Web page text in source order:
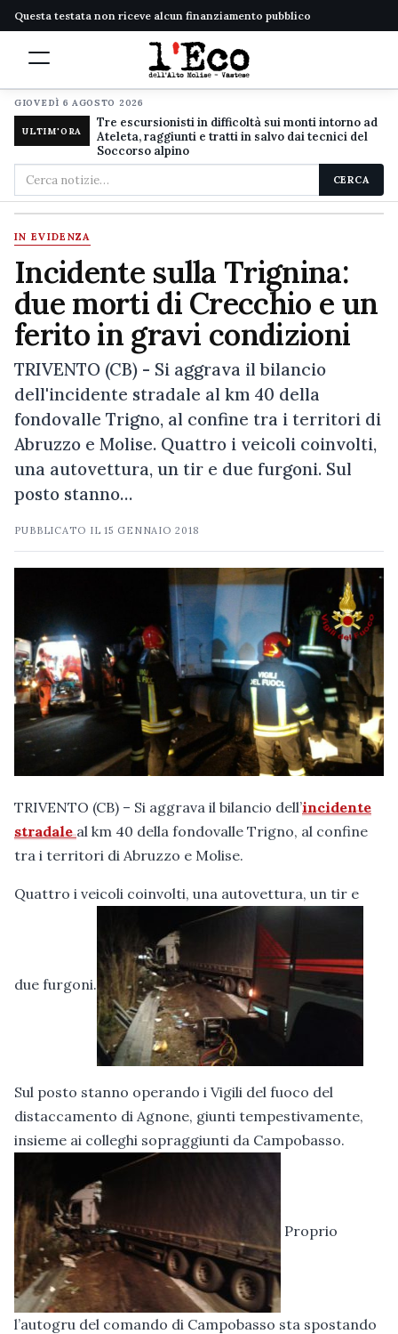
Questa testata non riceve alcun finanziamento pubblico
GIOVEDÌ 6 AGOSTO 2026
ULTIM'ORA
Tre escursionisti in difficoltà sui monti intorno ad
Ateleta, raggiunti e tratti in salvo dai tecnici del
Soccorso alpino
Cerca
nel
sito
CERCA
IN EVIDENZA
Incidente sulla Trignina:
due morti di Crecchio e un
ferito in gravi condizioni
TRIVENTO (CB) - Si aggrava il bilancio
dell'incidente stradale al km 40 della
fondovalle Trigno, al confine tra i territori di
Abruzzo e Molise. Quattro i veicoli coinvolti,
una autovettura, un tir e due furgoni. Sul
posto stanno…
PUBBLICATO IL15 GENNAIO 2018
TRIVENTO (CB) – Si aggrava il bilancio dell’incidente
stradaleal km 40 della fondovalle Trigno, al confine
tra i territori di Abruzzo e Molise.
Quattro i veicoli coinvolti, una autovettura, un tir e
due furgoni.
Sul posto stanno operando i Vigili del fuoco del
distaccamento di Agnone, giunti tempestivamente,
insieme ai colleghi sopraggiunti da Campobasso.
Proprio
l’autogru del comando di Campobasso sta spostando